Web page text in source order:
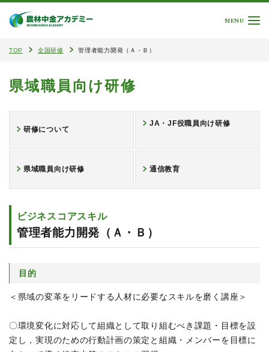
MENU
TOP 全国研修 管理者能力開発（Ａ・Ｂ）
県域職員向け研修
研修について
JA・JF役職員向け研修
県域職員向け研修 通信教育
ビジネスコアスキル
管理者能力開発（Ａ・Ｂ）
目的
＜県域の変革をリードする人材に必要なスキルを磨く講座＞
〇環境変化に対応して組織として取り組むべき課題・目標を設
定し，実現のための行動計画の策定と組織・メンバーを目標に